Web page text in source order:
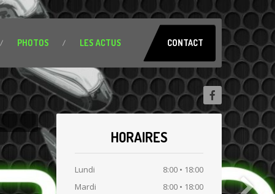
PHOTOS LES ACTUS CONTACT
HORAIRES
Lundi
8:00 • 18:00
Mardi
8:00 • 18:00